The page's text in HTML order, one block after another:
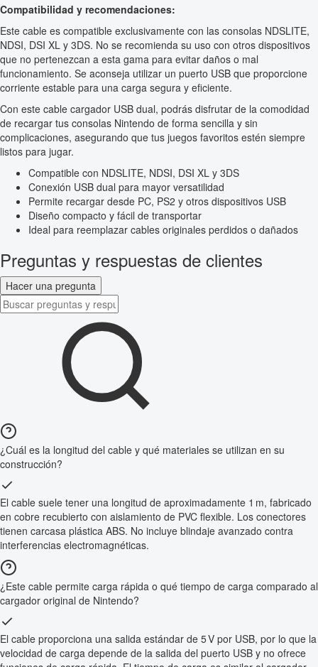
Compatibilidad y recomendaciones:
Este cable es compatible exclusivamente con las consolas NDSLITE,
NDSI, DSI XL y 3DS. No se recomienda su uso con otros dispositivos
que no pertenezcan a esta gama para evitar daños o mal
funcionamiento. Se aconseja utilizar un puerto USB que proporcione
corriente estable para una carga segura y eficiente.
Con este cable cargador USB dual, podrás disfrutar de la comodidad
de recargar tus consolas Nintendo de forma sencilla y sin
complicaciones, asegurando que tus juegos favoritos estén siempre
listos para jugar.
Compatible con NDSLITE, NDSI, DSI XL y 3DS
Conexión USB dual para mayor versatilidad
Permite recargar desde PC, PS2 y otros dispositivos USB
Diseño compacto y fácil de transportar
Ideal para reemplazar cables originales perdidos o dañados
Preguntas y respuestas de clientes
Hacer una pregunta
¿Cuál es la longitud del cable y qué materiales se utilizan en su
construcción?
El cable suele tener una longitud de aproximadamente 1 m, fabricado
en cobre recubierto con aislamiento de PVC flexible. Los conectores
tienen carcasa plástica ABS. No incluye blindaje avanzado contra
interferencias electromagnéticas.
¿Este cable permite carga rápida o qué tiempo de carga comparado al
cargador original de Nintendo?
El cable proporciona una salida estándar de 5 V por USB, por lo que la
velocidad de carga depende de la salida del puerto USB y no ofrece